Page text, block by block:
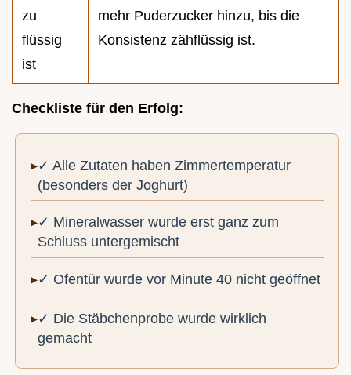
zu
flüssig
ist
mehr Puderzucker hinzu, bis die
Konsistenz zähflüssig ist.
Checkliste für den Erfolg:
✓ Alle Zutaten haben Zimmertemperatur
(besonders der Joghurt)
✓ Mineralwasser wurde erst ganz zum
Schluss untergemischt
✓ Ofentür wurde vor Minute 40 nicht geöffnet
✓ Die Stäbchenprobe wurde wirklich
gemacht